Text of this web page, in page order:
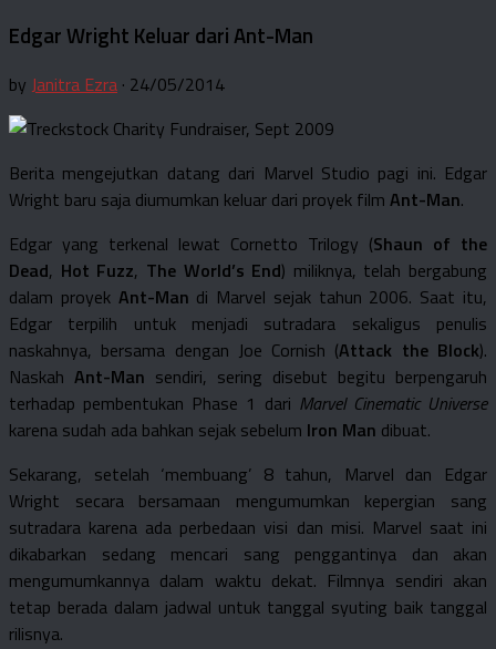
Edgar Wright Keluar dari Ant-Man
by Janitra Ezra · 24/05/2014
Berita mengejutkan datang dari Marvel Studio pagi ini. Edgar
Wright baru saja diumumkan keluar dari proyek film Ant-Man.
Edgar yang terkenal lewat Cornetto Trilogy (Shaun of the
Dead, Hot Fuzz, The World’s End) miliknya, telah bergabung
dalam proyek Ant-Man di Marvel sejak tahun 2006. Saat itu,
Edgar terpilih untuk menjadi sutradara sekaligus penulis
naskahnya, bersama dengan Joe Cornish (Attack the Block).
Naskah Ant-Man sendiri, sering disebut begitu berpengaruh
terhadap pembentukan Phase 1 dari Marvel Cinematic Universe
karena sudah ada bahkan sejak sebelum Iron Man dibuat.
Sekarang, setelah ‘membuang’ 8 tahun, Marvel dan Edgar
Wright secara bersamaan mengumumkan kepergian sang
sutradara karena ada perbedaan visi dan misi. Marvel saat ini
dikabarkan sedang mencari sang penggantinya dan akan
mengumumkannya dalam waktu dekat. Filmnya sendiri akan
tetap berada dalam jadwal untuk tanggal syuting baik tanggal
rilisnya.